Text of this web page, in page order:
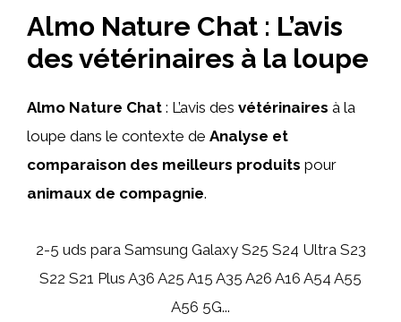
Almo Nature Chat : L’avis
des vétérinaires à la loupe
Almo Nature Chat : L’avis des vétérinaires à la
loupe dans le contexte de Analyse et
comparaison des meilleurs produits pour
animaux de compagnie.
2-5 uds para Samsung Galaxy S25 S24 Ultra S23
S22 S21 Plus A36 A25 A15 A35 A26 A16 A54 A55
A56 5G...